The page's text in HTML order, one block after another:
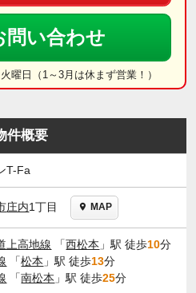
問い合わせ
曜日（1～3月は休まず営業！）
件概要
T-Fa
庄内1丁目 MAP
上高地線 「西松本 」駅 徒歩10分
「松本 」駅 徒歩13分
「南松本 」駅 徒歩25分